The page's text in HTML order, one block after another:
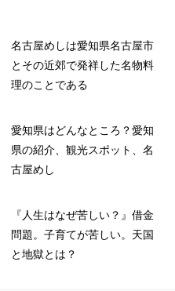
名古屋めしは愛知県名古屋市
とその近郊で発祥した名物料
理のことである
愛知県はどんなところ？愛知
県の紹介、観光スポット、名
古屋めし
『人生はなぜ苦しい？』借金
問題。子育てが苦しい。天国
と地獄とは？